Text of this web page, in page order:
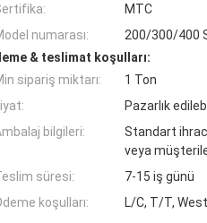
MTC
numarası:
200/300/400
& teslimat koşulları:
sipariş miktarı:
1 Ton
Pazarlık
bilgileri:
Standart
veya
süresi:
7-15 iş günü
koşulları:
L/C, T/T,